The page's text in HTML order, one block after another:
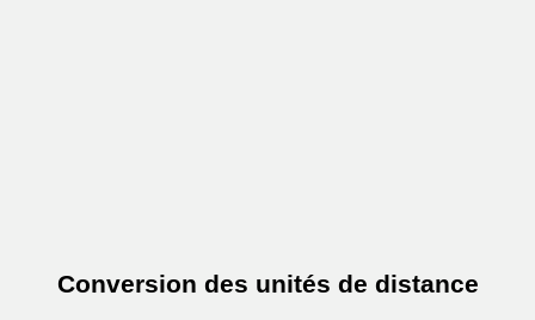
Conversion des unités de distance